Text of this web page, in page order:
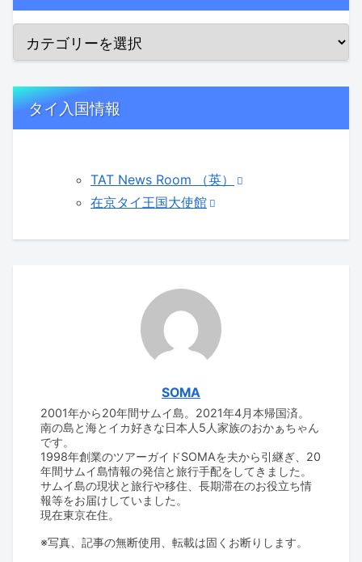
タイ入国情報
TAT News Room （英）
在京タイ王国大使館
SOMA
2001年から20年間サムイ島。2021年4月本帰国済。
南の島と海とイカ好きな日本人5人家族のおかぁちゃん
です。
1998年創業のツアーガイドSOMAを夫から引継ぎ、20
年間サムイ島情報の発信と旅行手配をしてきました。
サムイ島の現状と旅行や移住、長期滞在のお役立ち情
報等をお届けしていました。
現在東京在住。
※写真、記事の無断使用、転載は固くお断りします。